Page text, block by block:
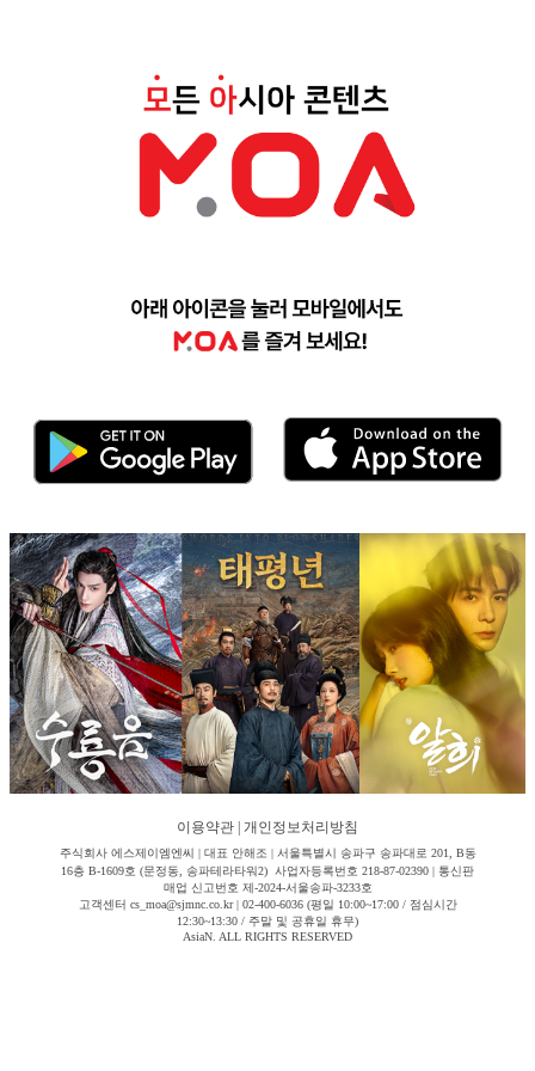
이용약관 개인정보처리방침
주식회사 에스제이엠엔씨 | 대표 안해조 | 서울특별시 송파구 송파대로 201, B동
16층 B-1609호 (문정동, 송파테라타워2) 사업자등록번호 218-87-02390 | 통신판
매업 신고번호 제-2024-서울송파-3233호
고객센터 cs_moa@sjmnc.co.kr | 02-400-6036 (평일 10:00~17:00 / 점심시간
12:30~13:30 / 주말 및 공휴일 휴무)
AsiaN. ALL RIGHTS RESERVED